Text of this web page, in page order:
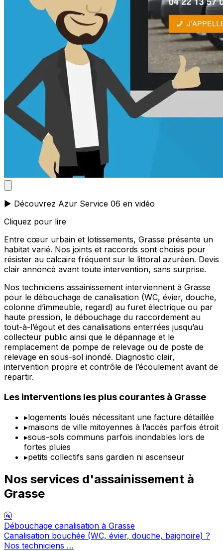
▶️ Découvrez Azur Service 06 en vidéo
Cliquez pour lire
Entre cœur urbain et lotissements, Grasse présente un
habitat varié. Nos joints et raccords sont choisis pour
résister au calcaire fréquent sur le littoral azuréen. Devis
clair annoncé avant toute intervention, sans surprise.
Nos techniciens assainissement interviennent à Grasse
pour le débouchage de canalisation (WC, évier, douche,
colonne d’immeuble, regard) au furet électrique ou par
haute pression, le débouchage du raccordement au
tout-à-l’égout et des canalisations enterrées jusqu’au
collecteur public ainsi que le dépannage et le
remplacement de pompe de relevage ou de poste de
relevage en sous-sol inondé. Diagnostic clair,
intervention propre et contrôle de l’écoulement avant de
repartir.
Les interventions les plus courantes à Grasse
▸logements loués nécessitant une facture détaillée
▸maisons de ville mitoyennes à l’accès parfois étroit
▸sous-sols communs parfois inondables lors de
fortes pluies
▸petits collectifs sans gardien ni ascenseur
Nos services d'assainissement à
Grasse
🚰
Débouchage canalisation à Grasse
Canalisation bouchée (WC, évier, douche, baignoire) ?
Nos techniciens …